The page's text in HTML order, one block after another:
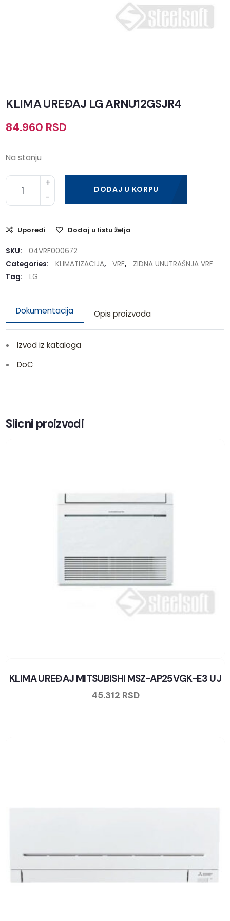
KLIMA UREĐAJ LG ARNU12GSJR4
84.960 RSD
Na stanju
DODAJ U KORPU
Uporedi Dodaj u listu želja
SKU:
04VRF000672
Categories:
KLIMATIZACIJA, VRF,
ZIDNA UNUTRAŠNJA VRF
Tag:
LG
Dokumentacija Opis proizvoda
Izvod iz kataloga
DoC
Slicni proizvodi
KLIMA UREĐAJ MITSUBISHI MSZ-AP25VGK-E3 UJ
45.312 RSD